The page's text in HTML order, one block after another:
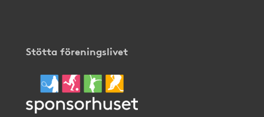
Stötta föreningslivet